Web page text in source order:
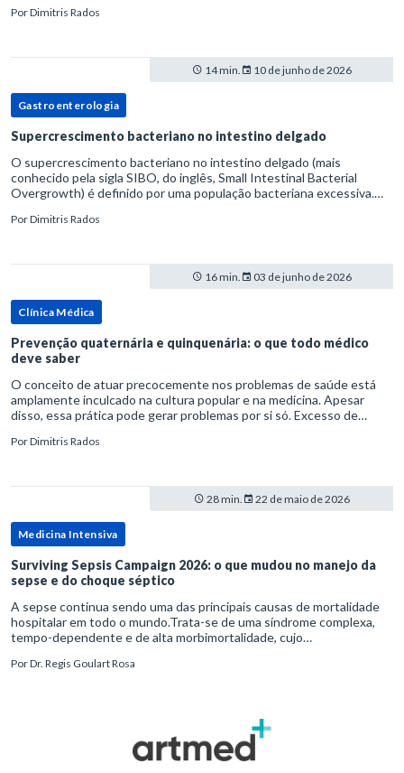
PorDimitris Rados
14 min. 10 de junho de 2026
Gastroenterologia
Supercrescimento bacteriano no intestino delgado
O supercrescimento bacteriano no intestino delgado (mais
conhecido pela sigla SIBO, do inglês, Small Intestinal Bacterial
Overgrowth) é definido por uma população bacteriana excessiva.
PorDimitris Rados
16 min. 03 de junho de 2026
Clínica Médica
Prevenção quaternária e quinquenária: o que todo médico
deve saber
O conceito de atuar precocemente nos problemas de saúde está
amplamente inculcado na cultura popular e na medicina. Apesar
disso, essa prática pode gerar problemas por si só. Excesso de
PorDimitris Rados
28 min. 22 de maio de 2026
Medicina Intensiva
Surviving Sepsis Campaign 2026: o que mudou no manejo da
sepse e do choque séptico
A sepse continua sendo uma das principais causas de mortalidade
hospitalar em todo o mundo.Trata-se de uma síndrome complexa,
tempo-dependente e de alta morbimortalidade, cujo
para o desfe
PorDr. Regis Goulart Rosa